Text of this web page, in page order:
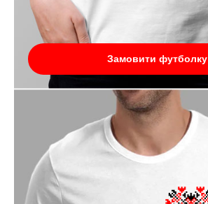
Замовити футболку